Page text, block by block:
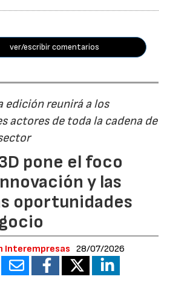
ver/escribir comentarios
edición reunirá a los
actores de toda la cadena de
pone el foco
y las
oportunidades
Interempresas 28/07/2026